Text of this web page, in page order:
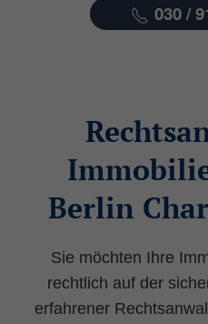
030 /
Berlin
Sie möchten Ihre
rechtlich auf der
erfahrener